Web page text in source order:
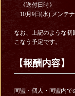
《送付日時》
10月9日(水) メンテ
なお、上記のような初
こなう予定です。
【報酬内容】
同盟・個人・同盟内で